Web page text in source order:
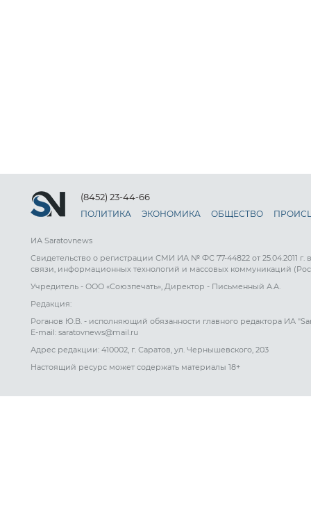
(8452) 23-44-66
ПОЛИТИКА ЭКОНОМИКА ОБЩЕСТВО
ИА Saratovnews
Свидетельство о регистрации СМИ ИА № ФС 77-44822 от 25.04.2011
связи, информационных технологий и массовых коммуникаций
Учредитель - ООО «Союзпечать», Директор - Письменный А.А.
Редакция:
Роганов Ю.В. - исполняющий обязанности главного редактора ИА
E-mail: saratovnews@mail.ru
Адрес редакции: 410002, г. Саратов, ул. Чернышевского, 203
Настоящий ресурс может содержать материалы 18+